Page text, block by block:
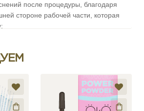
после процедуры, благодаря
стороне рабочей части, которая